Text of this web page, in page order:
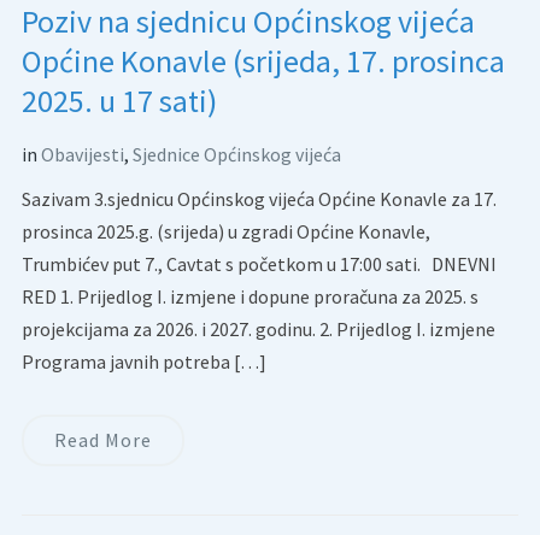
Poziv na sjednicu Općinskog vijeća
Općine Konavle (srijeda, 17. prosinca
2025. u 17 sati)
in Obavijesti, Sjednice Općinskog vijeća
Sazivam 3.sjednicu Općinskog vijeća Općine Konavle za 17.
prosinca 2025.g. (srijeda) u zgradi Općine Konavle,
Trumbićev put 7., Cavtat s početkom u 17:00 sati. DNEVNI
RED 1. Prijedlog I. izmjene i dopune proračuna za 2025. s
projekcijama za 2026. i 2027. godinu. 2. Prijedlog I. izmjene
Programa javnih potreba […]
Read More